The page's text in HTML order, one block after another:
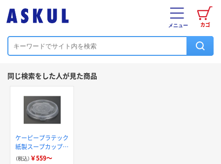
カゴ
メニュー
同じ検索をした人が見た商品
ケーピープラテック
紙製スープカップ
KM フタ
（税込） ￥559～